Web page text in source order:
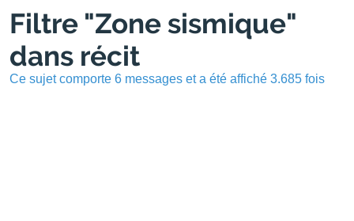
Filtre "Zone sismique"
dans récit
Ce sujet comporte 6 messages et a été affiché 3.685 fois